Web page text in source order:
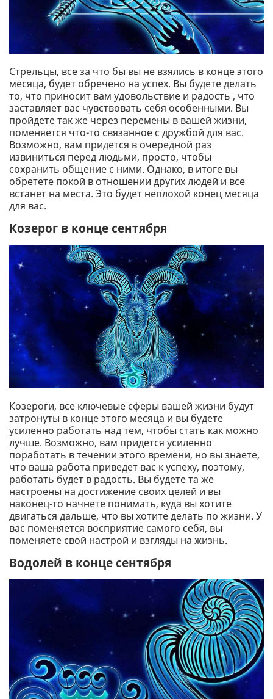
Стрельцы, все за что бы вы не взялись в конце этого
месяца, будет обречено на успех. Вы будете делать
то, что приносит вам удовольствие и радость , что
заставляет вас чувствовать себя особенными. Вы
пройдете так же через перемены в вашей жизни,
поменяется что-то связанное с дружбой для вас.
Возможно, вам придется в очередной раз
извиниться перед людьми, просто, чтобы
сохранить общение с ними. Однако, в итоге вы
обретете покой в отношении других людей и все
встанет на места. Это будет неплохой конец месяца
для вас.
Козерог в конце сентября
Козероги, все ключевые сферы вашей жизни будут
затронуты в конце этого месяца и вы будете
усиленно работать над тем, чтобы стать как можно
лучше. Возможно, вам придется усиленно
поработать в течении этого времени, но вы знаете,
что ваша работа приведет вас к успеху, поэтому,
работать будет в радость. Вы будете та же
настроены на достижение своих целей и вы
наконец-то начнете понимать, куда вы хотите
двигаться дальше, что вы хотите делать по жизни. У
вас поменяется восприятие самого себя, вы
поменяете свой настрой и взгляды на жизнь.
Водолей в конце сентября